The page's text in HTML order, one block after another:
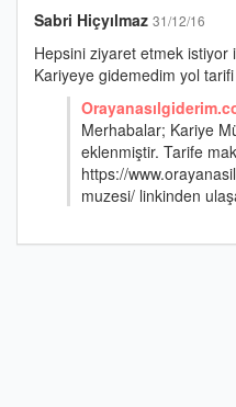
Sabri Hiçyılmaz 31/12/16
Hepsini ziyaret etmek istiyor
Kariyeye gidemedim yol tarifi
Merhabalar; Kariye
eklenmiştir. Tarife
https://
muzesi/ linkinden